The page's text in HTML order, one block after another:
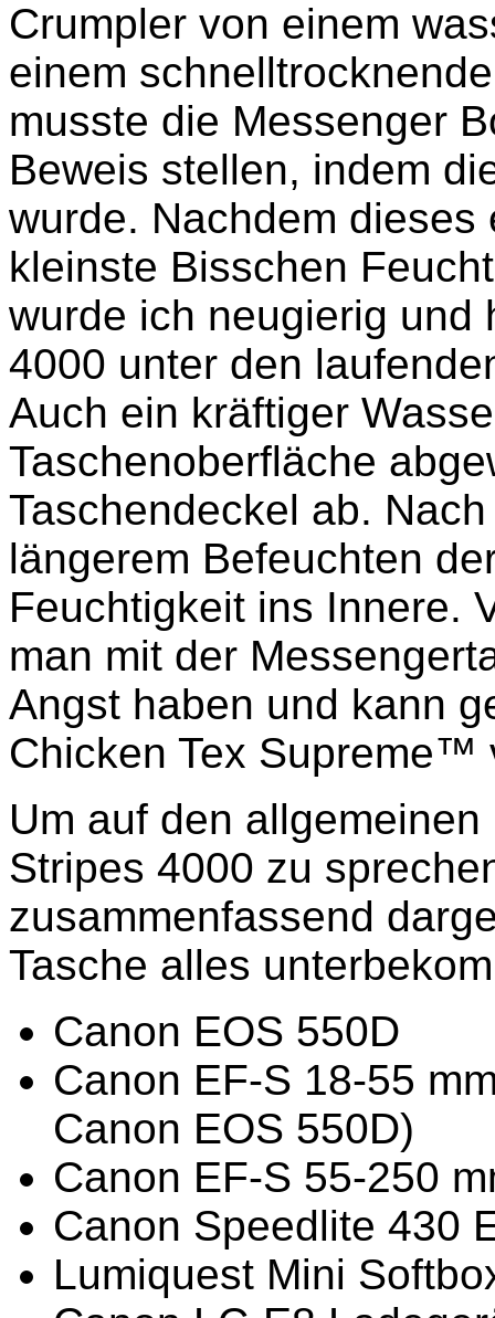
Crumpler von einem
einem
musste die Messenger
Beweis stellen, indem
wurde. Nachdem
kleinste Bisschen
wurde ich neugierig und
4000 unter den
Auch ein kräftiger
Taschenoberfläche
Taschendeckel ab.
längerem Befeuchten
Feuchtigkeit ins Innere.
man mit der
Angst haben und kann
Chicken Tex Supreme™
Um auf den
Stripes 4000 zu
zusammenfassend
Tasche alles
Canon EOS 550D
Canon EF-S 18-55
Canon EOS 550D)
Canon EF-S 55-250
Canon Speedlite 430
Lumiquest Mini